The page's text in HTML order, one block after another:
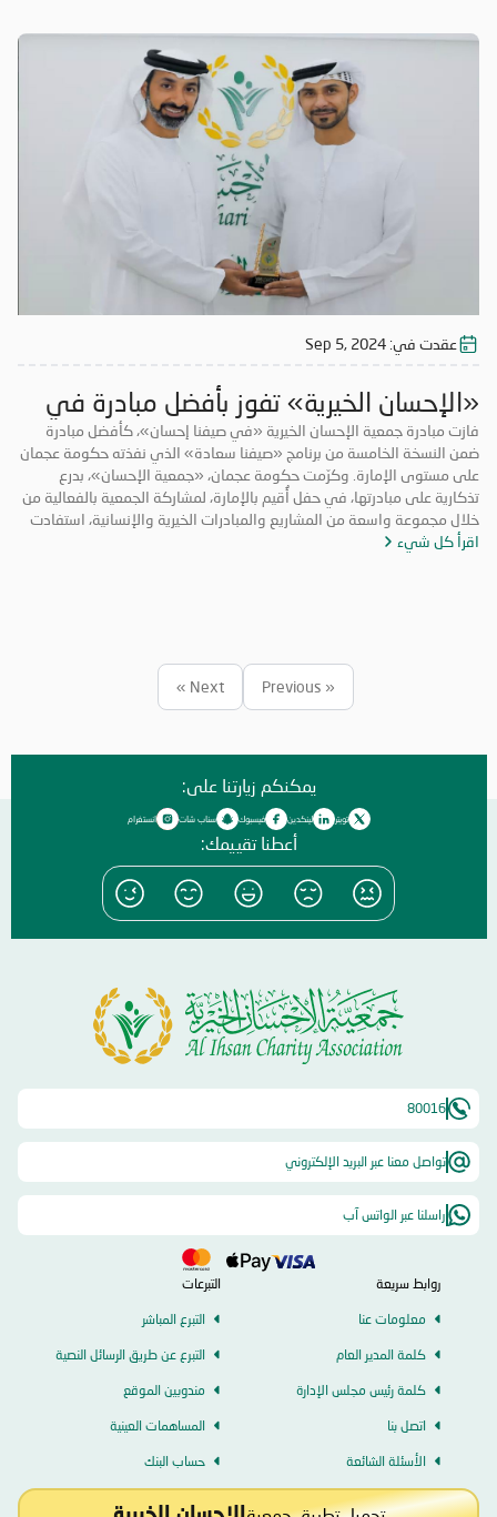
المتعففة، و«بالعافية عليكم» و«سقيا الماء» وغيرها من المشاريع التي
استفاد منها قطاع عريض من المجتمع. ولا تتوانى «جمعية الإحسان» عن دعم
المبادرات الخيرية والمشاركة فيها، سيراً على نهج دولة الإمارات الداعمة
للأعمال الخيرية والإنسانية، و تحرص «الإحسان» دوماً على تصدر المبادرات
الخيرية؛ بهدف توسيع أعمالها، وتحقيق أكبر قدر ممكن من النفع لفئات
عقدت في: Sep 5, 2024
«الإحسان الخيرية» تفوز بأفضل مبادرة في
«صيفنا سعادة»
فازت مبادرة جمعية الإحسان الخيرية «في صيفنا إحسان»، كأفضل مبادرة
ضمن النسخة الخامسة من برنامج «صيفنا سعادة» الذي نفذته حكومة عجمان
على مستوى الإمارة. وكرّمت حكومة عجمان، «جمعية الإحسان»، بدرع
تذكارية على مبادرتها، في حفل أُقيم بالإمارة، لمشاركة الجمعية بالفعالية من
خلال مجموعة واسعة من المشاريع والمبادرات الخيرية والإنسانية، استفادت
منها فئات مجتمعية عدة. ونفذت «الإحسان الخيرية» ضمن مبادرتها الصيفية،
للأعمال الخيرية والإنسانية، و تحرص «الإحسان» دوماً على تصدر المبادرات
الخيرية؛ بهدف توسيع أعمالها، وتحقيق أكبر قدر ممكن من النفع لفئات
اقرأ كل شيء
« Previous
Next »
يمكنكم زيارتنا على:
تويتر لينكدين فيسبوك سناب شات انستغرام
أعطنا تقييمك:
80016
تواصل معنا عبر البريد الإلكتروني
راسلنا عبر الواتس آب
روابط سريعة
معلومات عنا
كلمة المدير العام
كلمة رئيس مجلس الإدارة
اتصل بنا
الأسئلة الشائعة
التبرعات
التبرع المباشر
التبرع عن طريق الرسائل النصية
مندوبين الموقع
المساهمات العينية
حساب البنك